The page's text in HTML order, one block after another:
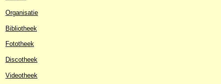
Organisatie
Bibliotheek
Fototheek
Discotheek
Videotheek